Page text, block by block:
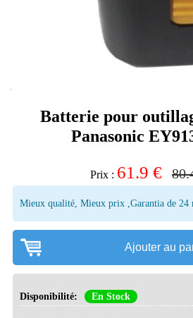
Batterie pour
Panasonic
Prix : 61.9 €
Mieux qualité, Mieux prix ,Garantia de 24
Ajouter au
Disponibilité: En Stock